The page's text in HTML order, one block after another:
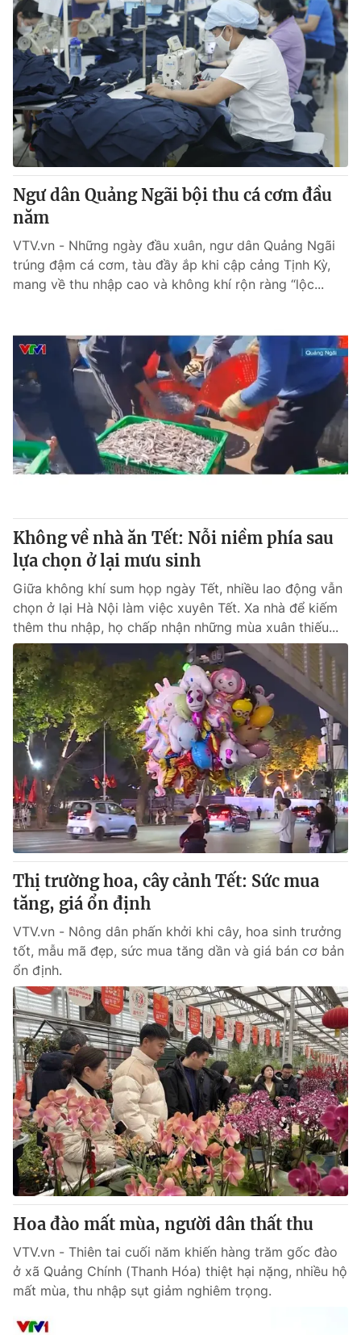
Ngư dân Quảng Ngãi bội thu cá cơm đầu
năm
VTV.vn - Những ngày đầu xuân, ngư dân Quảng Ngãi
trúng đậm cá cơm, tàu đầy ắp khi cập cảng Tịnh Kỳ,
mang về thu nhập cao và không khí rộn ràng “lộc...
Không về nhà ăn Tết: Nỗi niềm phía sau
lựa chọn ở lại mưu sinh
Giữa không khí sum họp ngày Tết, nhiều lao động vẫn
chọn ở lại Hà Nội làm việc xuyên Tết. Xa nhà để kiếm
thêm thu nhập, họ chấp nhận những mùa xuân thiếu...
Thị trường hoa, cây cảnh Tết: Sức mua
tăng, giá ổn định
VTV.vn - Nông dân phấn khởi khi cây, hoa sinh trưởng
tốt, mẫu mã đẹp, sức mua tăng dần và giá bán cơ bản
ổn định.
Hoa đào mất mùa, người dân thất thu
VTV.vn - Thiên tai cuối năm khiến hàng trăm gốc đào
ở xã Quảng Chính (Thanh Hóa) thiệt hại nặng, nhiều hộ
mất mùa, thu nhập sụt giảm nghiêm trọng.